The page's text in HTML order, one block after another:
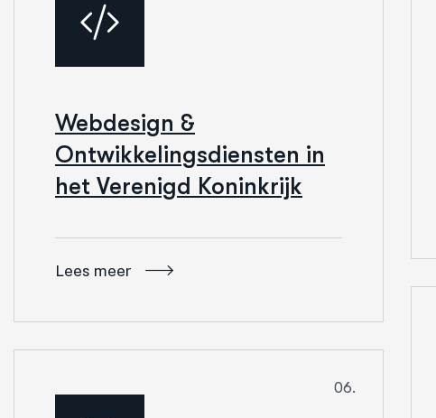
Webdesign &
Ontwikkelingsdiensten in
het Verenigd Koninkrijk
Lees meer
06.